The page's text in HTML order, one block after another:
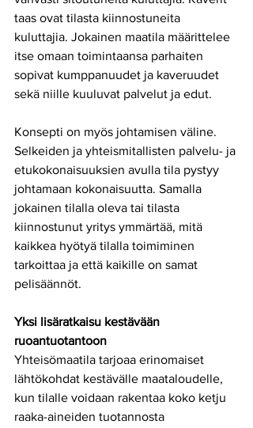
taas ovat tilasta kiinnostuneita
kuluttajia. Jokainen maatila määrittelee
itse omaan toimintaansa parhaiten
sopivat kumppanuudet ja kaveruudet
sekä niille kuuluvat palvelut ja edut.
Konsepti on myös johtamisen väline.
Selkeiden ja yhteismitallisten palvelu- ja
etukokonaisuuksien avulla tila pystyy
johtamaan kokonaisuutta. Samalla
jokainen tilalla oleva tai tilasta
kiinnostunut yritys ymmärtää, mitä
kaikkea hyötyä tilalla toimiminen
tarkoittaa ja että kaikille on samat
pelisäännöt.
Yksi lisäratkaisu kestävään
ruoantuotantoon
Yhteisömaatila tarjoaa erinomaiset
lähtökohdat kestävälle maataloudelle,
kun tilalle voidaan rakentaa koko ketju
raaka-aineiden tuotannosta